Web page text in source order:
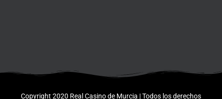
Copyright 2020 Real Casino de Murcia | Todos los derechos